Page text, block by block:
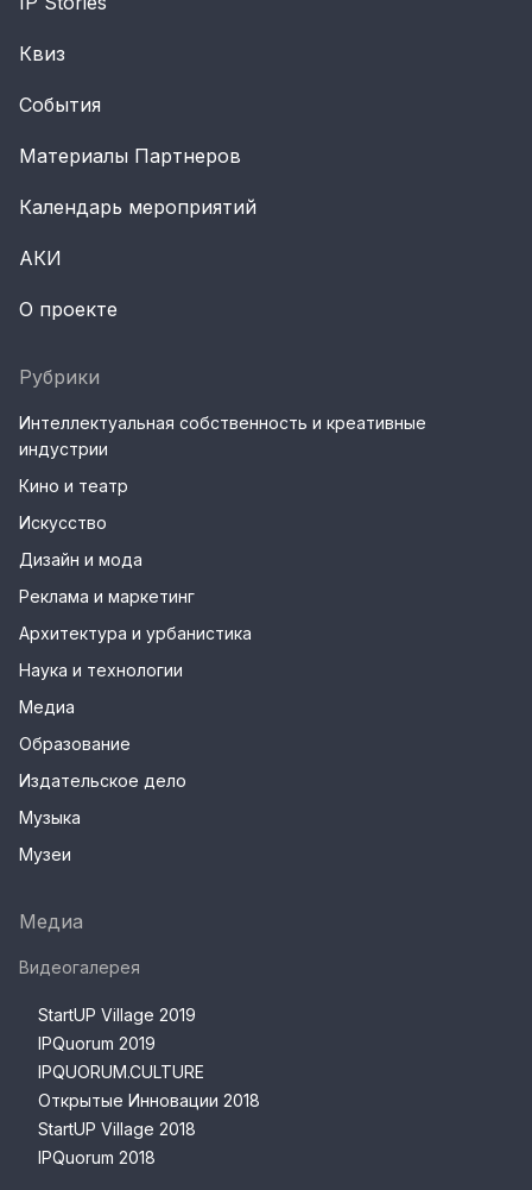
Квиз
События
Материалы Партнеров
Календарь мероприятий
АКИ
О проекте
Рубрики
Интеллектуальная собственность и креативные
индустрии
Кино и театр
Искусство
Дизайн и мода
Реклама и маркетинг
Архитектура и урбанистика
Наука и технологии
Медиа
Образование
Издательское дело
Музыка
Музеи
Медиа
Видеогалерея
StartUP Village 2019
IPQuorum 2019
IPQUORUM.CULTURE
Открытые Инновации 2018
StartUP Village 2018
IPQuorum 2018